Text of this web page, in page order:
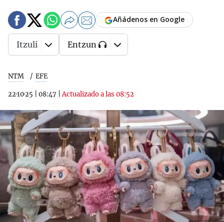
NTM EFE
22·10·25 08:47 |Actualizado a las 08:52
Añádenos en Google
Itzuli Entzun